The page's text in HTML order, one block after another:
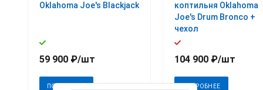
Oklahoma Joe's Blackjack
59 900 ₽/шт
ПОДРОБНЕЕ
коптильня Oklahoma
Joe's Drum Bronco +
чехол
104 900 ₽/шт
ПОДРОБНЕЕ